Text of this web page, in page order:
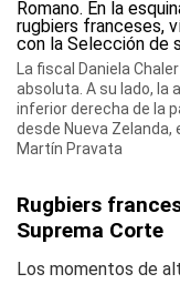
La fiscal Daniela
absoluta. A su lado, la
inferior derecha de la
desde Nueva Zelanda,
Martín Pravata
Rugbiers
Suprema Corte
Los momentos de